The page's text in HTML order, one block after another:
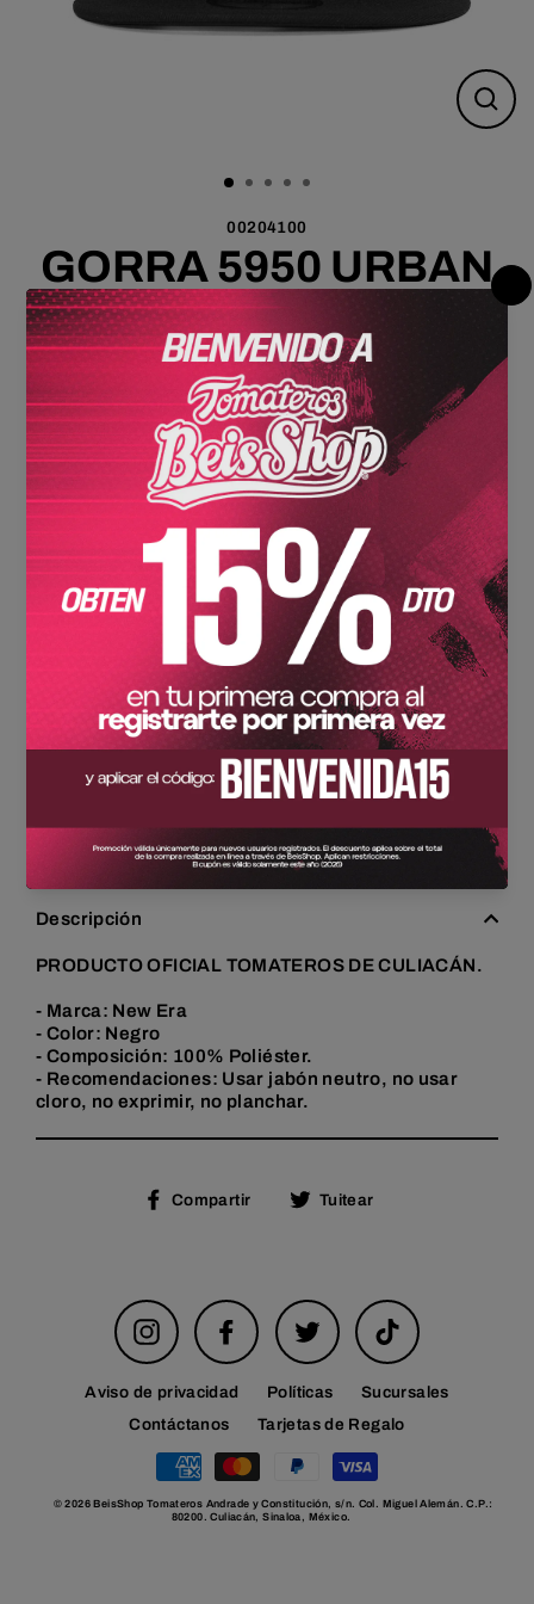
00204100
GORRA 5950 URBAN
BLK CLN 667 24
Precio
habitual
$ 999.00 MXN
gastos de envíose calculan en la pantalla de pagos.
Talla
6 7/8 7 7 1/8 7 1/4
7 1/2 7 5/8 7 7/8 8
Cantidad
Agregar al carrito
Comprar ahora
Descripción
PRODUCTO OFICIAL TOMATEROS DE CULIACÁN.
- Marca: New Era
- Color: Negro
- Composición: 100% Poliéster.
- Recomendaciones: Usar jabón neutro, no usar
cloro, no exprimir, no planchar.
Compartir
CompartirTuitear
Instagram Facebook Twitter TikTok
Aviso de privacidad Políticas
Sucursales
Contáctanos
Tarjetas de Regalo
© 2026 BeisShop Tomateros Andrade y Constitución, s/n. Col. Miguel Alemán. C.P.:
80200. Culiacán, Sinaloa, México.